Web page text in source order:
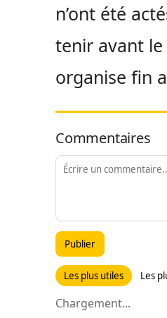
n’ont été
tenir avant le
organise fin
Commentaires
Publier
Les plus utiles Les
Chargement...